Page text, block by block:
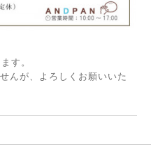
す。
んが、よろしくお願いいた